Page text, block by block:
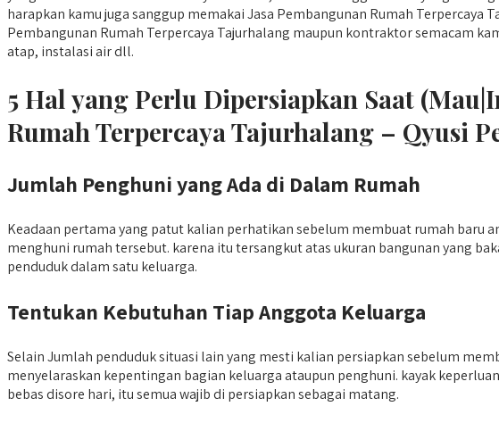
harapkan kamu juga sanggup memakai Jasa Pembangunan Rumah
Pembangunan Rumah Terpercaya Tajurhalang maupun kontraktor semacam
atap, instalasi air dll.
5 Hal yang Perlu Dipersiapkan Saat
Rumah Terpercaya Tajurhalang – Qyusi
Jumlah Penghuni yang Ada di Dalam Rumah
Keadaan pertama yang patut kalian perhatikan sebelum membuat rumah baru
menghuni rumah tersebut. karena itu tersangkut atas ukuran bangunan yang
penduduk dalam satu keluarga.
Tentukan Kebutuhan Tiap Anggota Keluarga
Selain Jumlah penduduk situasi lain yang mesti kalian persiapkan sebelum
menyelaraskan kepentingan bagian keluarga ataupun penghuni. kayak
bebas disore hari, itu semua wajib di persiapkan sebagai matang.